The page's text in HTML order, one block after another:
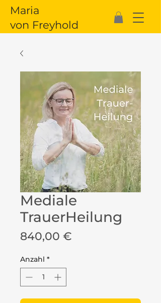
Maria
von Freyhold
Mediale
TrauerHeilung
840,00 €
Anzahl *